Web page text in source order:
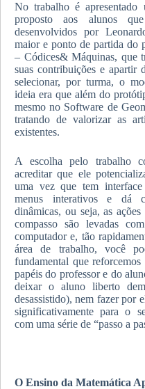
No trabalho é
proposto aos alunos
desenvolvidos por
maior e ponto de partida
– Códices& Máquinas, que
suas contribuições e apartir
selecionar, por turma, o
ideia era que além do
mesmo no Software de
tratando de valorizar as
existentes.
A escolha pelo trabalho
acreditar que ele
uma vez que tem
menus interativos e dá
dinâmicas, ou seja, as
compasso são levadas
computador e, tão
área de trabalho, você
fundamental que
papéis do professor e do
deixar o aluno liberto
desassistido), nem fazer por
significativamente para o
com uma série de “passo a
O Ensino da Matemática